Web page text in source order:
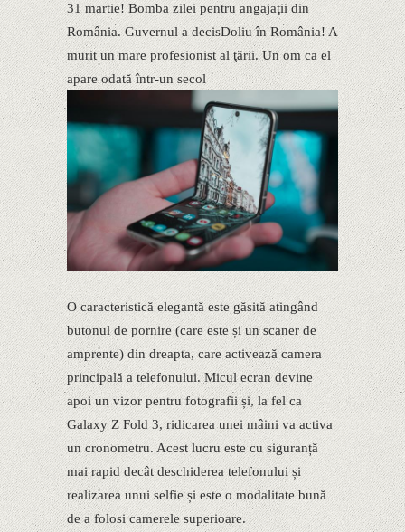
31 martie! Bomba zilei pentru angajaţii din
România. Guvernul a decisDoliu în România! A
murit un mare profesionist al ţării. Un om ca el
apare odată într-un secol
O caracteristică elegantă este găsită atingând
butonul de pornire (care este și un scaner de
amprente) din dreapta, care activează camera
principală a telefonului. Micul ecran devine
apoi un vizor pentru fotografii și, la fel ca
Galaxy Z Fold 3, ridicarea unei mâini va activa
un cronometru. Acest lucru este cu siguranță
mai rapid decât deschiderea telefonului și
realizarea unui selfie și este o modalitate bună
de a folosi camerele superioare.